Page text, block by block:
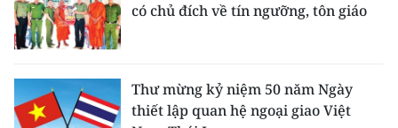
có chủ đích về tín ngưỡng, tôn giáo
Thư mừng kỷ niệm 50 năm Ngày
thiết lập quan hệ ngoại giao Việt